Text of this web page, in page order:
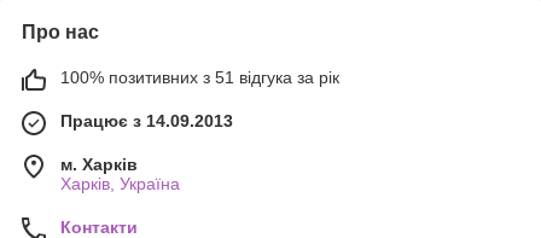
Про нас
100% позитивних з 51 відгука за рік
Працює з 14.09.2013
м. Харків
Харків, Україна
Контакти